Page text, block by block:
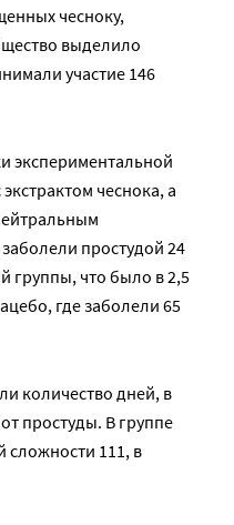
чесноку,
выделило
участие 146
экспериментальной
чеснока, а
простудой 24
группы, что было в 2,5
где заболели 65
количество дней, в
простуды. В группе
сложности 111, в